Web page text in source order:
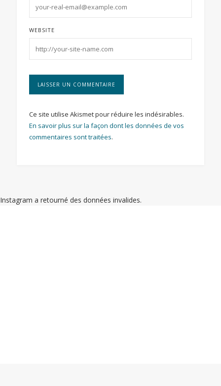
WEBSITE
Ce site utilise Akismet pour réduire les indésirables.
En savoir plus sur la façon dont les données de vos
commentaires sont traitées.
Instagram a retourné des données invalides.